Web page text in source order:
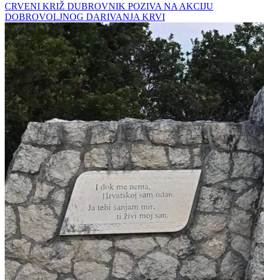
CRVENI KRIŽ DUBROVNIK POZIVA NA AKCIJU
DOBROVOLJNOG DARIVANJA KRVI